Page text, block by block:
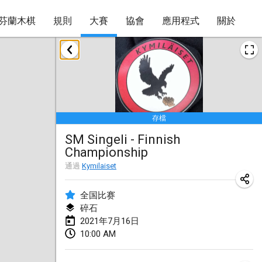
蘭木棋 規則 大賽 協會 應用程式 關於
存檔
SM Singeli - Finnish
Championship
通過 Kymilaiset
全国比赛
碎石
2021年7月16日
10:00 AM
2021年2月
2021年2月13日|芬蘭
Tournoi d'adresse "couvre feu"
2021年2月19日| 法國
Australian Finska Championship
2021年2月20日|澳大利亞
2021年3月
Grand Prix de la Sarthe
2021年3月6日|法國